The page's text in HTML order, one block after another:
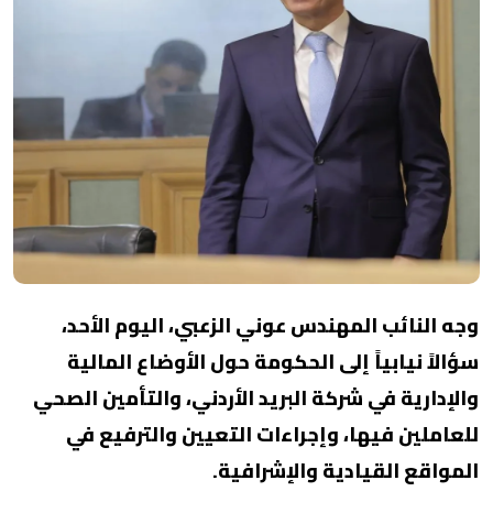
وجه النائب المهندس عوني الزعبي، اليوم الأحد،
سؤالاً نيابياً إلى الحكومة حول الأوضاع المالية
والإدارية في شركة البريد الأردني، والتأمين الصحي
للعاملين فيها، وإجراءات التعيين والترفيع في
المواقع القيادية والإشرافية.